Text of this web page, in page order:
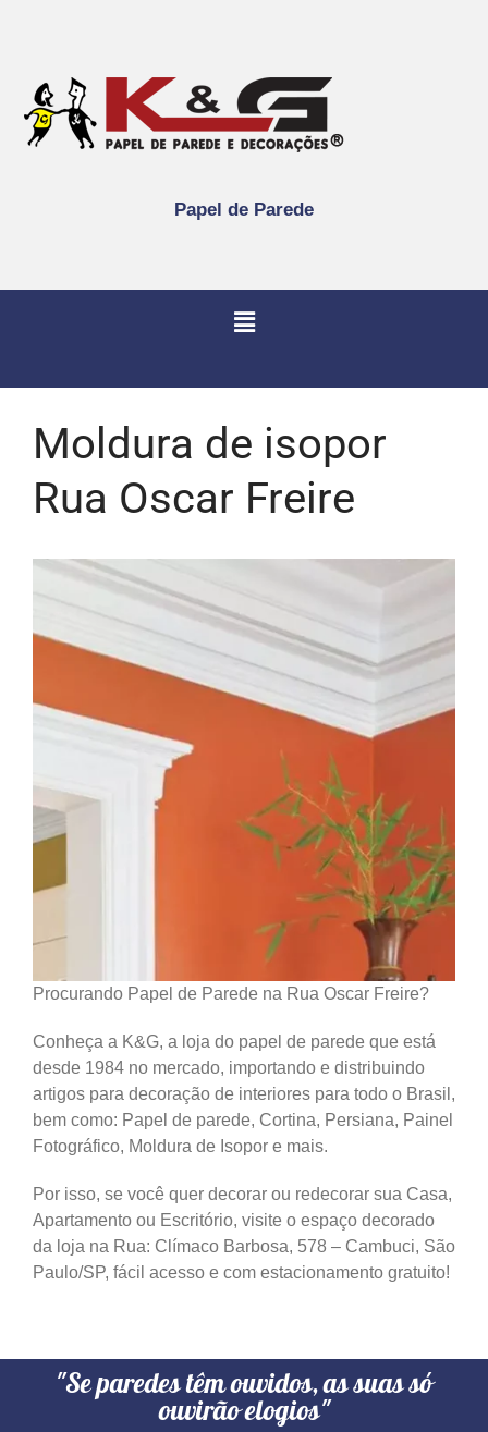
Papel de Parede
Moldura de isopor
Rua Oscar Freire
Procurando Papel de Parede na Rua Oscar Freire?
Conheça a K&G, a loja do papel de parede que está
desde 1984 no mercado, importando e distribuindo
artigos para decoração de interiores para todo o Brasil,
bem como: Papel de parede, Cortina, Persiana, Painel
Fotográfico, Moldura de Isopor e mais.
Por isso, se você quer decorar ou redecorar sua Casa,
Apartamento ou Escritório, visite o espaço decorado
da loja na Rua: Clímaco Barbosa, 578 – Cambuci, São
Paulo/SP, fácil acesso e com estacionamento gratuito!
"Se paredes têm ouvidos, as suas só
ouvirão elogios"